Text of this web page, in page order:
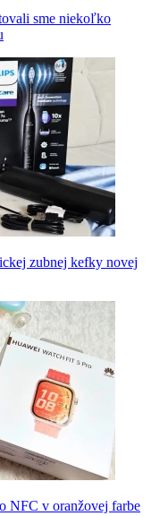
sme niekoľko
zubnej kefky novej
NFC v oranžovej farbe